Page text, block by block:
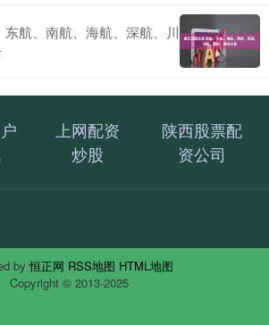
航、南航、海航、深航、川
上网配资
炒股
陕西股票配
资公司
by恒正网 RSS地图 HTML地图
Copyright © 2013-2025